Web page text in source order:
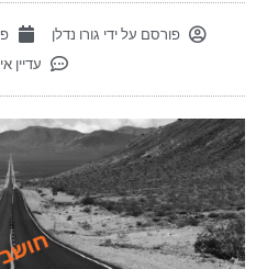
פורסם על ידי גורו נדלן
עדיין